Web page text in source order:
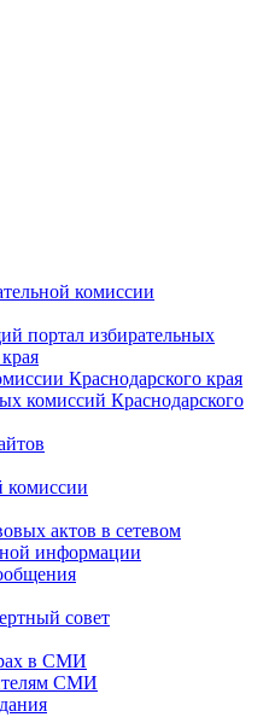
комиссии
портал избирательных
Краснодарского края
комиссий Краснодарского
комиссии
актов в сетевом
информации
совет
в СМИ
СМИ